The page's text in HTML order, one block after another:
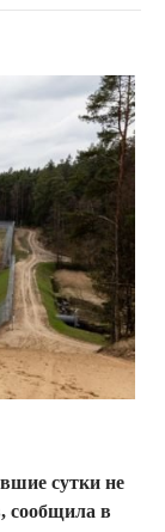
сутки не
сообщила в